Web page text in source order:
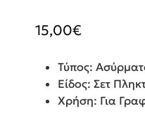
15,00€
Τύπος:
Είδος: Σετ
Χρήση: Για